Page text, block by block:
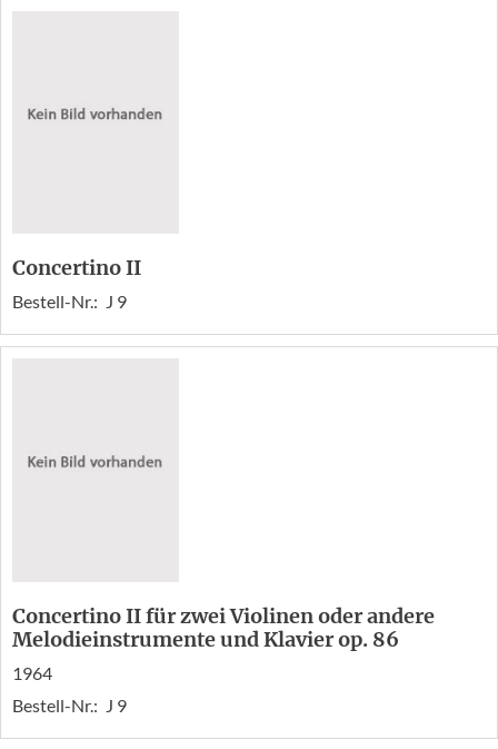
Concertino II
Bestell-Nr.: J 9
Concertino II für zwei Violinen oder andere
Melodieinstrumente und Klavier op. 86
1964
Bestell-Nr.:
J 9